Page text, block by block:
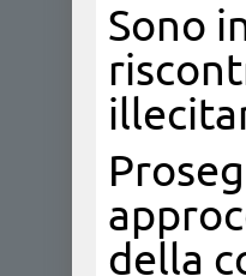
Sono
della